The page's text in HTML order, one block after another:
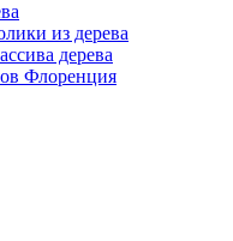
из дерева
дерева
Флоренция